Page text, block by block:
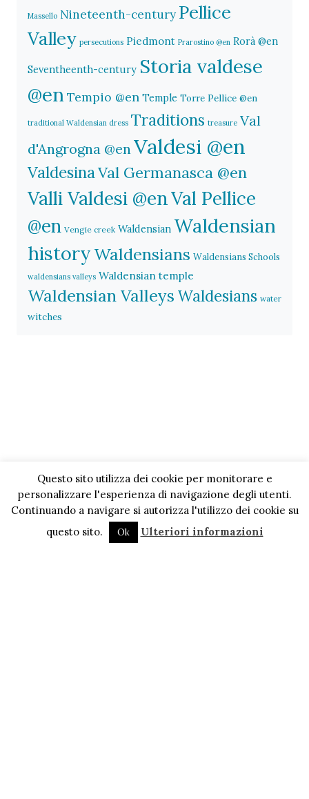
Massello Nineteenth-century Pellice
Valley persecutions Piedmont Prarostino @en Rorà @en
Seventheenth-century Storia valdese
@en Tempio @en Temple Torre Pellice @en
traditional Waldensian dress Traditions treasure Val
d'Angrogna @enValdesi @en
ValdesinaVal Germanasca @en
Valli Valdesi @enVal Pellice
@en Vengie creek Waldensian Waldensian
historyWaldensians Waldensians Schools
waldensians valleys Waldensian temple
Waldensian Valleys Waldesians water
witches
Questo sito utilizza dei cookie per monitorare e
personalizzare l'esperienza di navigazione degli utenti.
Continuando a navigare si autorizza l'utilizzo dei cookie su
questo sito.
Ok Ulteriori informazioni